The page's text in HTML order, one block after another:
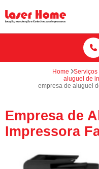
Home Serviços
aluguel de
empresa de aluguel
Empresa de
Impressora